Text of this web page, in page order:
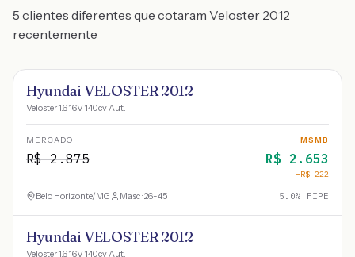
5 clientes diferentes que cotaram Veloster 2012
recentemente
Hyundai VELOSTER 2012
Veloster 1.6 16V 140cv Aut.
MERCADO
R$2.875
MSMB
R$ 2.653
−R$ 222
Belo Horizonte/MG Masc · 26-45 5.0% FIPE
Hyundai VELOSTER 2012
Veloster 1.6 16V 140cv Aut.